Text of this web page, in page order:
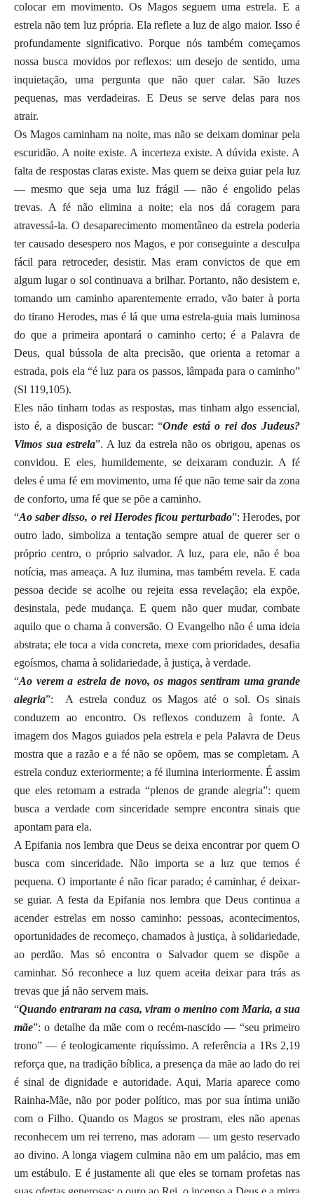
colocar em movimento. Os Magos seguem uma estrela. E a
estrela não tem luz própria. Ela reflete a luz de algo maior. Isso é
profundamente significativo. Porque nós também começamos
nossa busca movidos por reflexos: um desejo de sentido, uma
inquietação, uma pergunta que não quer calar. São luzes
pequenas, mas verdadeiras. E Deus se serve delas para nos
atrair.
Os Magos caminham na noite, mas não se deixam dominar pela
escuridão. A noite existe. A incerteza existe. A dúvida existe. A
falta de respostas claras existe. Mas quem se deixa guiar pela luz
— mesmo que seja uma luz frágil — não é engolido pelas
trevas. A fé não elimina a noite; ela nos dá coragem para
atravessá-la. O desaparecimento momentâneo da estrela poderia
ter causado desespero nos Magos, e por conseguinte a desculpa
fácil para retroceder, desistir. Mas eram convictos de que em
algum lugar o sol continuava a brilhar. Portanto, não desistem e,
tomando um caminho aparentemente errado, vão bater à porta
do tirano Herodes, mas é lá que uma estrela-guia mais luminosa
do que a primeira apontará o caminho certo; é a Palavra de
Deus, qual bússola de alta precisão, que orienta a retomar a
estrada, pois ela “é luz para os passos, lâmpada para o caminho”
(Sl 119,105).
Eles não tinham todas as respostas, mas tinham algo essencial,
isto é, a disposição de buscar: “Onde está o rei dos Judeus?
Vimos sua estrela”. A luz da estrela não os obrigou, apenas os
convidou. E eles, humildemente, se deixaram conduzir. A fé
deles é uma fé em movimento, uma fé que não teme sair da zona
de conforto, uma fé que se põe a caminho.
“Ao saber disso, o rei Herodes ficou perturbado”: Herodes, por
outro lado, simboliza a tentação sempre atual de querer ser o
próprio centro, o próprio salvador. A luz, para ele, não é boa
notícia, mas ameaça. A luz ilumina, mas também revela. E cada
pessoa decide se acolhe ou rejeita essa revelação; ela expõe,
desinstala, pede mudança. E quem não quer mudar, combate
aquilo que o chama à conversão. O Evangelho não é uma ideia
abstrata; ele toca a vida concreta, mexe com prioridades, desafia
egoísmos, chama à solidariedade, à justiça, à verdade.
“Ao verem a estrela de novo, os magos sentiram uma grande
alegria”: A estrela conduz os Magos até o sol. Os sinais
conduzem ao encontro. Os reflexos conduzem à fonte. A
imagem dos Magos guiados pela estrela e pela Palavra de Deus
mostra que a razão e a fé não se opõem, mas se completam. A
estrela conduz exteriormente; a fé ilumina interiormente. É assim
que eles retomam a estrada “plenos de grande alegria”: quem
busca a verdade com sinceridade sempre encontra sinais que
apontam para ela.
A Epifania nos lembra que Deus se deixa encontrar por quem O
busca com sinceridade. Não importa se a luz que temos é
pequena. O importante é não ficar parado; é caminhar, é deixar-
se guiar. A festa da Epifania nos lembra que Deus continua a
acender estrelas em nosso caminho: pessoas, acontecimentos,
oportunidades de recomeço, chamados à justiça, à solidariedade,
ao perdão. Mas só encontra o Salvador quem se dispõe a
caminhar. Só reconhece a luz quem aceita deixar para trás as
trevas que já não servem mais.
“Quando entraram na casa, viram o menino com Maria, a sua
mãe”: o detalhe da mãe com o recém-nascido — “seu primeiro
trono” — é teologicamente riquíssimo. A referência a 1Rs 2,19
reforça que, na tradição bíblica, a presença da mãe ao lado do rei
é sinal de dignidade e autoridade. Aqui, Maria aparece como
Rainha-Mãe, não por poder político, mas por sua íntima união
com o Filho. Quando os Magos se prostram, eles não apenas
reconhecem um rei terreno, mas adoram — um gesto reservado
ao divino. A longa viagem culmina não em um palácio, mas em
um estábulo. E é justamente ali que eles se tornam profetas nas